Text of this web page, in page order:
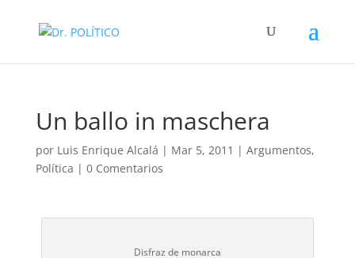
Un ballo in maschera
por Luis Enrique Alcalá | Mar 5, 2011 | Argumentos,
Política | 0 Comentarios
Disfraz de monarca